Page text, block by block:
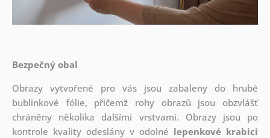
Bezpečný obal
Obrazy vytvořené pro vás jsou zabaleny do hrubé
bublinkové fólie, přičemž rohy obrazů jsou obzvlášť
chráněny několika dalšími vrstvami. Obrazy jsou po
kontrole kvality odeslány v odolné lepenkové krabici